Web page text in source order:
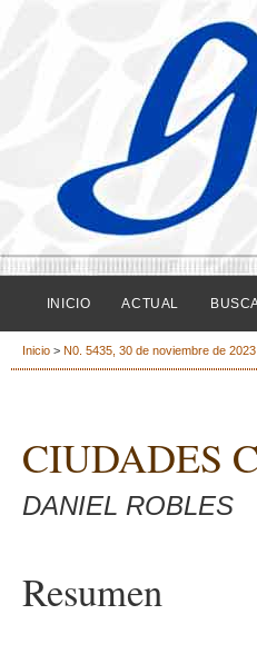
INICIO ACTUAL
Inicio > N0. 5435, 30 de noviembre de 2023
CIUDADES
DANIEL ROBLES
Resumen